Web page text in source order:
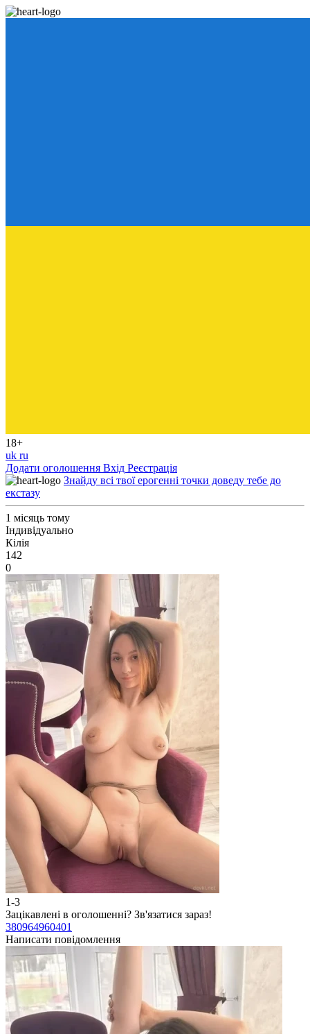
18+
uk ru
Додати оголошення Вхід Реєстрація
Знайду всі твої ерогенні точки доведу тебе до
екстазу
1 місяць тому
Індивідуально
Кілія
142
0
1-3
Зацікавлені в оголошенні? Зв'язатися зараз!
380964960401
Написати повідомлення